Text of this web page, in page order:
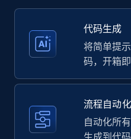
Amazon products -
Title, Seller name, Brand,
price, Currency,
代码生成
将简单提
码，开箱即
流程自动化
自动化所